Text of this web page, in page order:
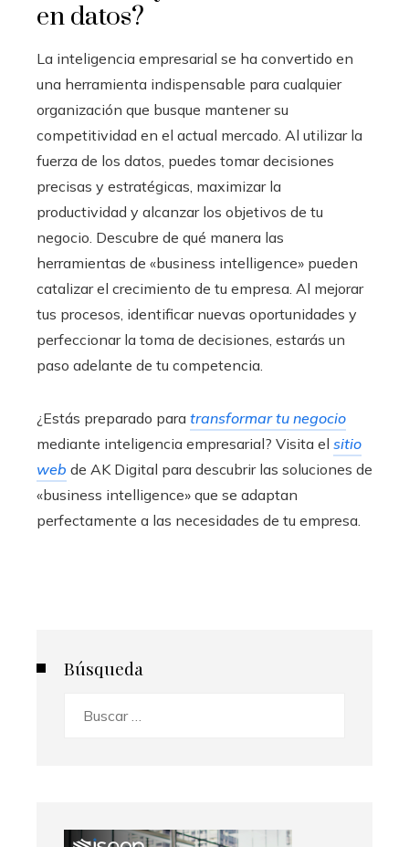
en datos?
La inteligencia empresarial se ha convertido en
una herramienta indispensable para cualquier
organización que busque mantener su
competitividad en el actual mercado. Al utilizar la
fuerza de los datos, puedes tomar decisiones
precisas y estratégicas, maximizar la
productividad y alcanzar los objetivos de tu
negocio. Descubre de qué manera las
herramientas de «business intelligence» pueden
catalizar el crecimiento de tu empresa. Al mejorar
tus procesos, identificar nuevas oportunidades y
perfeccionar la toma de decisiones, estarás un
paso adelante de tu competencia.
¿Estás preparado para transformar tu negocio
mediante inteligencia empresarial? Visita el sitio
web de AK Digital para descubrir las soluciones de
«business intelligence» que se adaptan
perfectamente a las necesidades de tu empresa.
Búsqueda